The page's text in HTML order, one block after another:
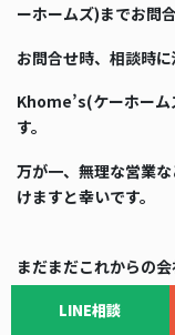
ーホームズ)までお問
お問合せ時、相談時
Khome’s(ケーホーム
す。
万が一、無理な営業
けますと幸いです。
まだまだこれからの会
『お客様に寄り添っ
LINE相談